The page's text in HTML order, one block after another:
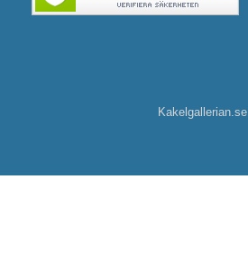
Kakelgallerian.se